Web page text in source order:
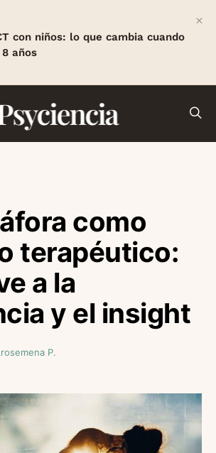
con niños: lo que cambia cuando
años
×
como
terapéutico:
a la
y el insight
P.